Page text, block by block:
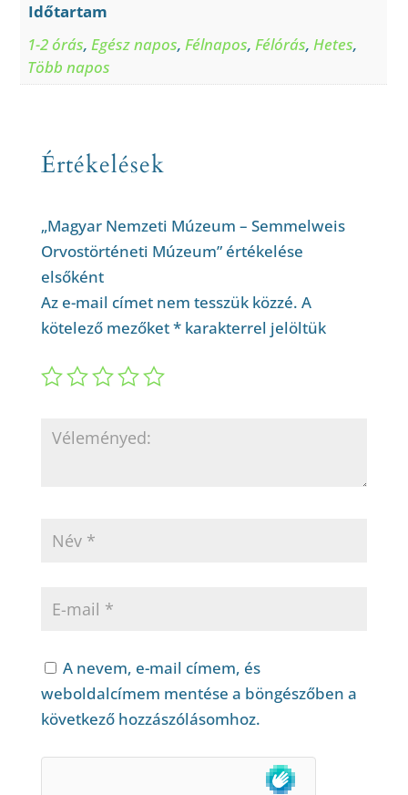
Időtartam
1-2 órás,Egész napos,Félnapos,Félórás,Hetes,
Több napos
Értékelések
„Magyar Nemzeti Múzeum – Semmelweis
Orvostörténeti Múzeum” értékelése
elsőként
Az e-mail címet nem tesszük közzé. A
kötelező mezőket*karakterrel jelöltük
A nevem, e-mail címem, és
weboldalcímem mentése a böngészőben a
következő hozzászólásomhoz.